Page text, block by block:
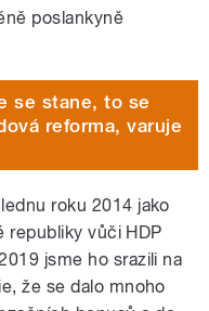
poslankyně
se stane, to se
reforma, varuje
roku 2014 jako
republiky vůči HDP
jsme ho srazili na
že se dalo mnoho